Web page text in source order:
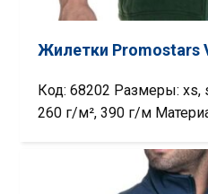
Жилетки Promostars
Код: 68202 Размеры: xs,
260 г/м², 390 г/м